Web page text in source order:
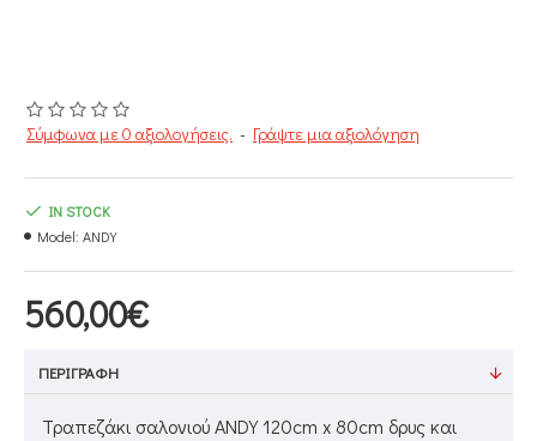
Σύμφωνα με 0 αξιολογήσεις. - Γράψτε μια αξιολόγηση
560,00€
IN STOCK
Model: ANDY
ΠΕΡΙΓΡΑΦΉ
Τραπεζάκι σαλονιού ANDY 120cm x 80cm δρυς και